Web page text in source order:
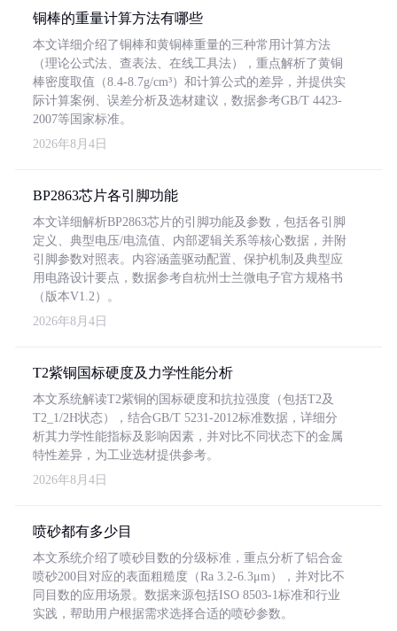
铜棒的重量计算方法有哪些
本文详细介绍了铜棒和黄铜棒重量的三种常用计算方法
（理论公式法、查表法、在线工具法），重点解析了黄铜
棒密度取值（8.4-8.7g/cm³）和计算公式的差异，并提供实
际计算案例、误差分析及选材建议，数据参考GB/T 4423-
2007等国家标准。
2026年8月4日
BP2863芯片各引脚功能
本文详细解析BP2863芯片的引脚功能及参数，包括各引脚
定义、典型电压/电流值、内部逻辑关系等核心数据，并附
引脚参数对照表。内容涵盖驱动配置、保护机制及典型应
用电路设计要点，数据参考自杭州士兰微电子官方规格书
（版本V1.2）。
2026年8月4日
T2紫铜国标硬度及力学性能分析
本文系统解读T2紫铜的国标硬度和抗拉强度（包括T2及
T2_1/2H状态），结合GB/T 5231-2012标准数据，详细分
析其力学性能指标及影响因素，并对比不同状态下的金属
特性差异，为工业选材提供参考。
2026年8月4日
喷砂都有多少目
本文系统介绍了喷砂目数的分级标准，重点分析了铝合金
喷砂200目对应的表面粗糙度（Ra 3.2-6.3μm），并对比不
同目数的应用场景。数据来源包括ISO 8503-1标准和行业
实践，帮助用户根据需求选择合适的喷砂参数。